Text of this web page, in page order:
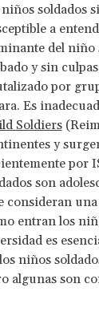
soldados
a
del niño
y sin
por
Es
Soldiers
y
por
son
consideran
entran los
es
niños
algunas son